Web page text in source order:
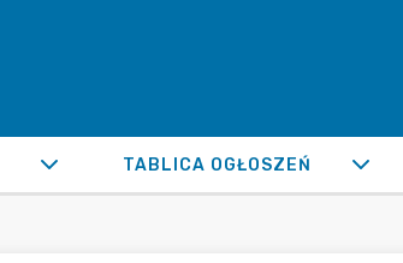
TABLICA OGŁOSZEŃ